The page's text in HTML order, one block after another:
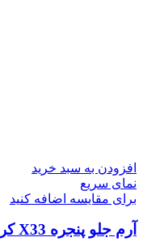
افزودن به سبد خرید
نمای سریع
برای مقایسه اضافه کنید
آرم جلو پنجره X33 کراس